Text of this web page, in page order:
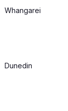
Whangarei
Dunedin